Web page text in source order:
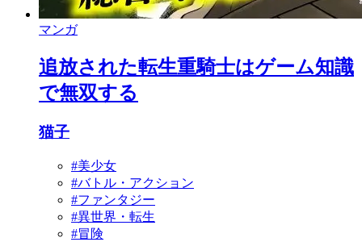
マンガ
追放された転生重騎士はゲーム知識
で無双する
猫子
#美少女
#バトル・アクション
#ファンタジー
#異世界・転生
#冒険